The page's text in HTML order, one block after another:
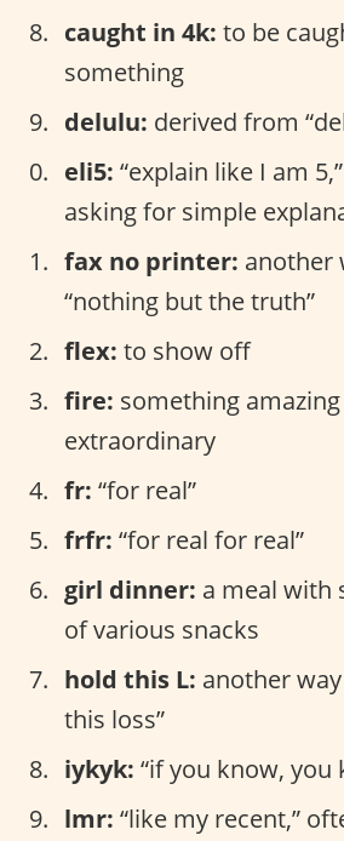
caught in 4k: to be
something
delulu: derived from
eli5: “explain like I am
asking for simple
fax no printer: another
“nothing but the truth”
flex: to show off
fire: something
extraordinary
fr: “for real”
frfr: “for real for real”
girl dinner: a meal with
of various snacks
hold this L: another
this loss”
iykyk: “if you know, you
lmr: “like my recent,”